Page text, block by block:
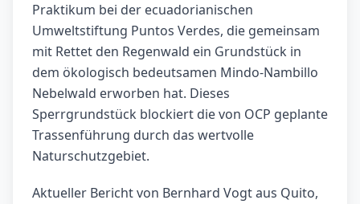
Praktikum bei der ecuadorianischen
Umweltstiftung Puntos Verdes, die gemeinsam
mit Rettet den Regenwald ein Grundstück in
dem ökologisch bedeutsamen Mindo-Nambillo
Nebelwald erworben hat. Dieses
Sperrgrundstück blockiert die von OCP geplante
Trassenführung durch das wertvolle
Naturschutzgebiet.
Aktueller Bericht von Bernhard Vogt aus Quito,